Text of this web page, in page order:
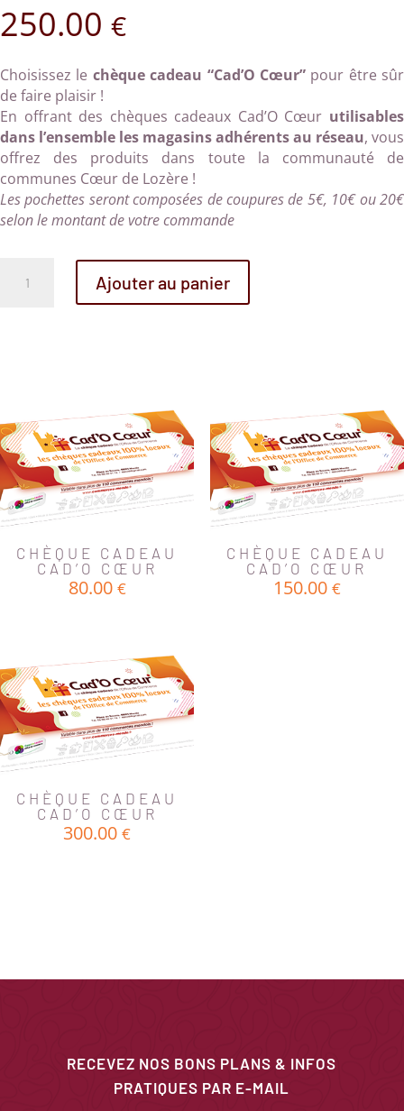
250.00 €
Choisissez le chèque cadeau “Cad’O Cœur”pour être sûr
de faire plaisir !
En offrant des chèques cadeaux Cad’O Cœur utilisables
dans l’ensemble les magasins adhérents au réseau, vous
offrez des produits dans toute la communauté de
communes Cœur de Lozère !
Les pochettes seront composées de coupures de 5€, 10€ ou 20€
selon le montant de votre commande
Ajouter au panier
CHÈQUE CADEAU
CAD’O CŒUR
80.00 €
CHÈQUE CADEAU
CAD’O CŒUR
150.00 €
CHÈQUE CADEAU
CAD’O CŒUR
300.00€
RECEVEZ NOS BONS PLANS & INFOS
PRATIQUES PAR E-MAIL